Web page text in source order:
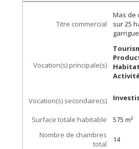
Titre commercial
Mas de
sur 25
garrigue
Vocation(s) principale(s)
Vocation(s) secondaire(s)
Surface totale habitable 575 m²
Nombre de chambres
total
14